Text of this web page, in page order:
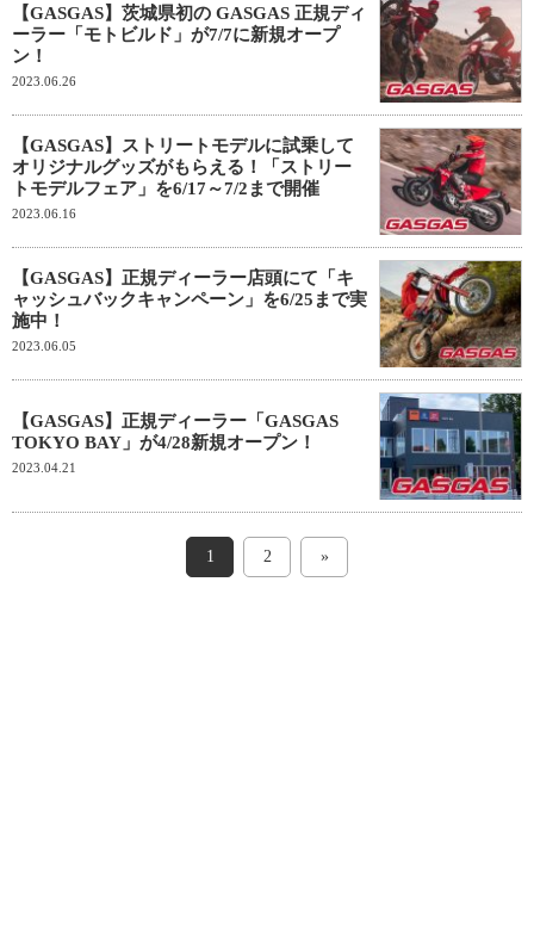
【GASGAS】茨城県初の GASGAS 正規ディ
ーラー「モトビルド」が7/7に新規オープ
ン！
2023.06.26
【GASGAS】ストリートモデルに試乗して
オリジナルグッズがもらえる！「ストリー
トモデルフェア」を6/17～7/2まで開催
2023.06.16
【GASGAS】正規ディーラー店頭にて「キ
ャッシュバックキャンペーン」を6/25まで実
施中！
2023.06.05
【GASGAS】正規ディーラー「GASGAS
TOKYO BAY」が4/28新規オープン！
2023.04.21
1 2 »